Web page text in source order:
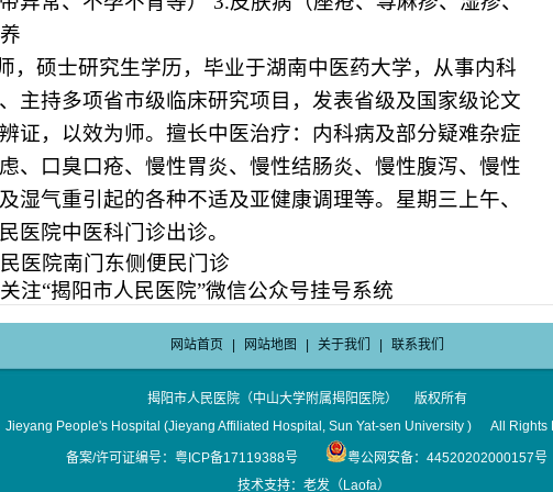
，硕士研究生学历，毕业于湖南中医药大学，从事内科
主持多项省市级临床研究项目，发表省级及国家级论文
证，以效为师。擅长中医治疗：内科病及部分疑难杂症
、口臭口疮、慢性胃炎、慢性结肠炎、慢性腹泻、慢性
湿气重引起的各种不适及亚健康调理等。星期三上午、
医院中医科门诊出诊。
医院南门东侧便民门诊
注“揭阳市人民医院”微信公众号挂号系统
网站首页 网站地图 关于我们 联系我们
揭阳市人民医院（中山大学附属揭阳医院） 版权所有
Jieyang People's Hospital (Jieyang Affiliated Hospital, Sun Yat-sen University ) All Rights
备案/许可证编号：粤ICP备17119388号
粤公网安备：44520202000157号
技术支持：老发（Laofa）